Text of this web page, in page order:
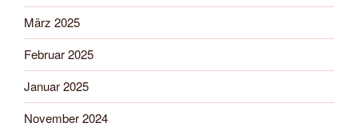
März 2025
Februar 2025
Januar 2025
November 2024